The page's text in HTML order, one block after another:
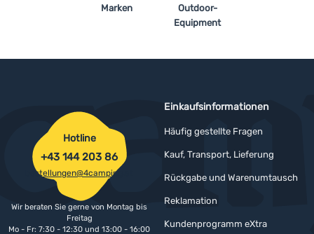
Marken
Outdoor-
Equipment
Einkaufsinformationen
Häufig gestellte Fragen
Kauf, Transport, Lieferung
Rückgabe und Warenumtausch
Reklamation
Kundenprogramm eXtra
Hotline
+43 144 203 86
bestellungen@4camping.at
Wir beraten Sie gerne von Montag bis
Freitag
Mo - Fr: 7:30 - 12:30 und 13:00 - 16:00